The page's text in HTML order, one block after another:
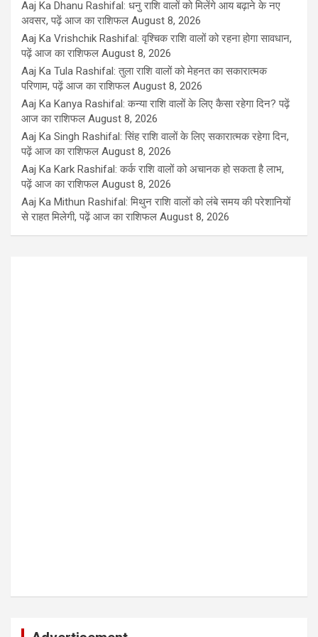
Aaj Ka Dhanu Rashifal: धनु राशि वालों को मिलेंगे आय बढ़ाने के नए
अवसर, पढ़ें आज का राशिफल August 8, 2026
Aaj Ka Vrishchik Rashifal: वृश्चिक राशि वालों को रहना होगा सावधान,
पढ़ें आज का राशिफल August 8, 2026
Aaj Ka Tula Rashifal: तुला राशि वालों को मेहनत का सकारात्मक
परिणाम, पढ़ें आज का राशिफल August 8, 2026
Aaj Ka Kanya Rashifal: कन्या राशि वालों के लिए कैसा रहेगा दिन? पढ़ें
आज का राशिफल August 8, 2026
Aaj Ka Singh Rashifal: सिंह राशि वालों के लिए सकारात्मक रहेगा दिन,
पढ़ें आज का राशिफल August 8, 2026
Aaj Ka Kark Rashifal: कर्क राशि वालों को अचानक हो सकता है लाभ,
पढ़ें आज का राशिफल August 8, 2026
Aaj Ka Mithun Rashifal: मिथुन राशि वालों को लंबे समय की परेशानियों
से राहत मिलेगी, पढ़ें आज का राशिफल August 8, 2026